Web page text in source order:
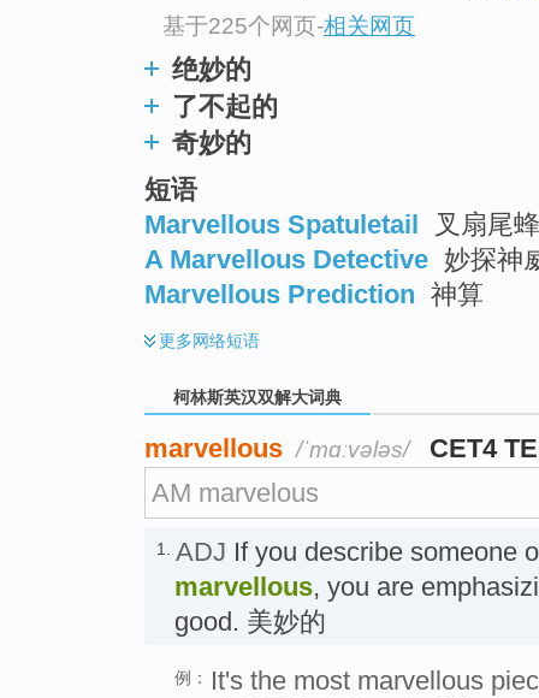
基于225个网页-相关网页
绝妙的
了不起的
奇妙的
短语
Marvellous Spatuletail
叉扇尾
A Marvellous Detective 妙探神
Marvellous Prediction 神算
更多网络短语
柯林斯英汉双解大词典
marvellous /ˈmɑːvələs/
CET4
AM marvelous
1. ADJ If you describe someone
marvellous, you are
good. 美妙的
例：
It's the most marvellous